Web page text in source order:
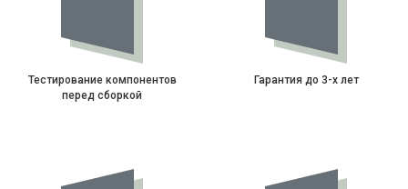
Тестирование компонентов
перед сборкой
Гарантия до 3-х лет